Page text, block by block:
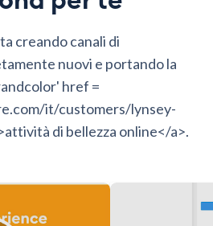
creando canali di
nuovi e portando la
href =
it/customers/lynsey-
di bellezza online</a>.